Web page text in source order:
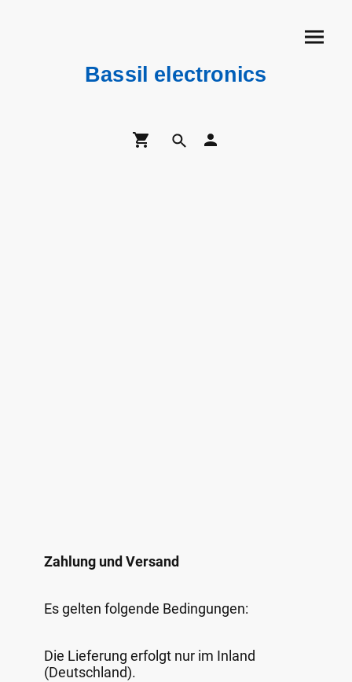
Bassil electronics
Zahlung und Versand
Es gelten folgende Bedingungen:
Die Lieferung erfolgt nur im Inland
(Deutschland).